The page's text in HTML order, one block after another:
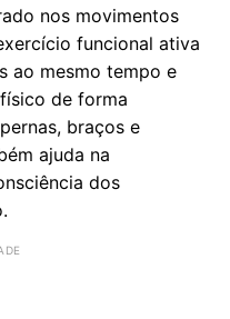
nos movimentos
funcional ativa
ao mesmo tempo e
de forma
braços e
ajuda na
dos